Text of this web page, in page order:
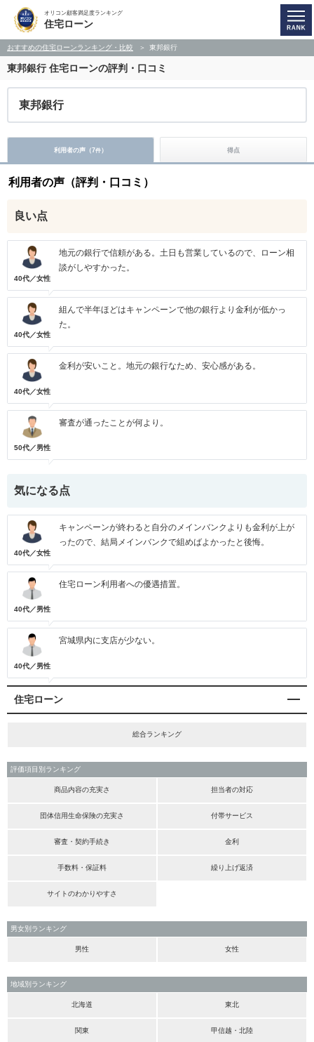
オリコン顧客満足度ランキング
住宅ローン
おすすめの住宅ローンランキング・比較 東邦銀行
東邦銀行住宅ローンの評判・口コミ
東邦銀行
利用者の声（7件） 得点
利用者の声（評判・口コミ）
良い点
40代／女性
地元の銀行で信頼がある。土日も営業しているので、ローン相
談がしやすかった。
40代／女性
組んで半年ほどはキャンペーンで他の銀行より金利が低かっ
た。
40代／女性
金利が安いこと。地元の銀行なため、安心感がある。
50代／男性
審査が通ったことが何より。
気になる点
40代／女性
キャンペーンが終わると自分のメインバンクよりも金利が上が
ったので、結局メインバンクで組めばよかったと後悔。
40代／男性
住宅ローン利用者への優遇措置。
40代／男性
宮城県内に支店が少ない。
住宅ローン
総合ランキング
評価項目別ランキング
商品内容の充実さ 担当者の対応
団体信用生命保険の充実さ 付帯サービス
審査・契約手続き 金利
手数料・保証料 繰り上げ返済
サイトのわかりやすさ
男女別ランキング
男性 女性
地域別ランキング
北海道 東北
関東 甲信越・北陸